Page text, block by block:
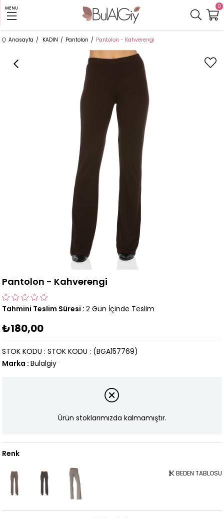
MENU 0
Anasayfa KADIN Pantolon Pantolon - Kahverengi
Pantolon - Kahverengi
Tahmini Teslim Süresi : 2 Gün İçinde Teslim
₺180,00
(BGA157769)
STOK KODU
STOK KODU
Marka : Bulalgiy
Ürün stoklarımızda kalmamıştır.
Renk
BEDEN TABLOSU